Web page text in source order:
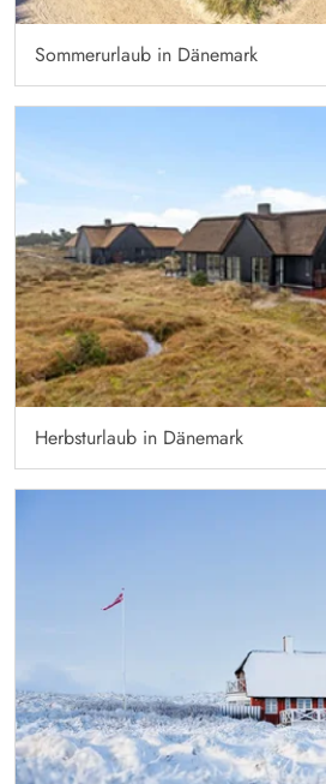
Sommerurlaub in Dänemark
Herbsturlaub in Dänemark